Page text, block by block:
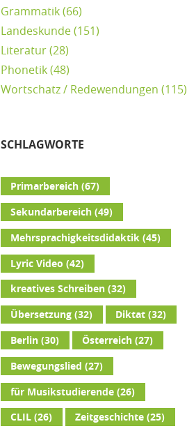
Grammatik(66)
Landeskunde(151)
Literatur(28)
Phonetik(48)
Wortschatz / Redewendungen (115)
SCHLAGWORTE
Primarbereich (67)
Sekundarbereich (49)
Mehrsprachigkeitsdidaktik (45)
Lyric Video (42)
kreatives Schreiben (32)
Übersetzung (32) Diktat (32)
Berlin (30) Österreich (27)
Bewegungslied (27)
für Musikstudierende (26)
CLIL (26) Zeitgeschichte (25)